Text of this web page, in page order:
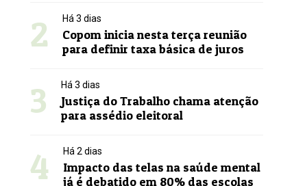
2 Há 3 dias
Copom inicia nesta terça reunião
para definir taxa básica de juros
3 Há 3 dias
Justiça do Trabalho chama atenção
para assédio eleitoral
4 Há 2 dias
Impacto das telas na saúde mental
já é debatido em 80% das escolas